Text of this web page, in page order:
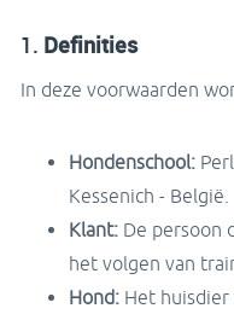
1. Definities
In deze voorwaarden
Hondenschool:
Kessenich - België.
Klant: De persoon
het volgen van
Hond: Het huisdier